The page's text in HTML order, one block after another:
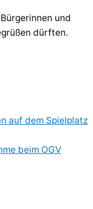
und
dürften.
auf dem Spielplatz
beim OGV